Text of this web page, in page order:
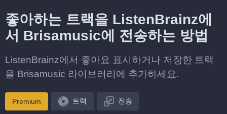
좋아하는 트랙을 ListenBrainz에
서 Brisamusic에 전송하는 방법
ListenBrainz에서 좋아요 표시하거나 저장한 트랙
을 Brisamusic 라이브러리에 추가하세요.
Premium 트랙 전송